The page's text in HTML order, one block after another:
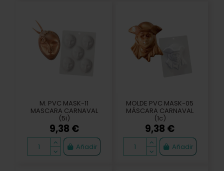
M. PVC MASK-11
MASCARA CARNAVAL
(5i)
9,38 €
Añadir
MOLDE PVC MASK-05
MÁSCARA CARNAVAL
(1c)
9,38 €
Añadir